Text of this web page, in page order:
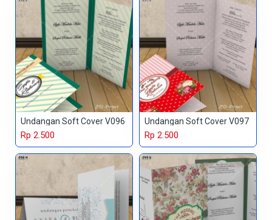
Undangan Soft Cover V096
Rp 2.500
Undangan Soft Cover V097
Rp 2.500